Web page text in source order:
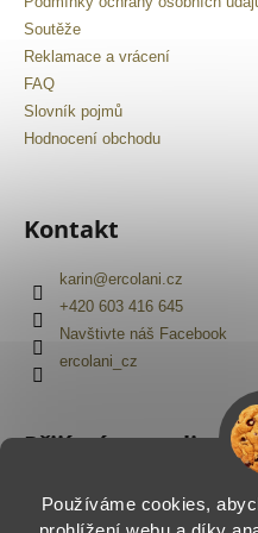
Používáme cookies,
Soutěže
Reklamace a vrácení
FAQ
Slovník pojmů
Hodnocení obchodu
Kontakt
karin@ercolani.cz
+420 603 416 645
Navštivte náš Facebook
ercolani_cz
Přijímáme online